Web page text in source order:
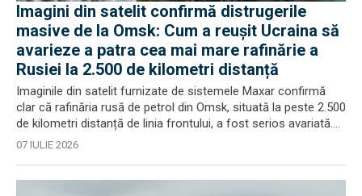
Imagini din satelit confirmă distrugerile
masive de la Omsk: Cum a reușit Ucraina să
avarieze a patra cea mai mare rafinărie a
Rusiei la 2.500 de kilometri distanță
Imaginile din satelit furnizate de sistemele Maxar confirmă
clar că rafinăria rusă de petrol din Omsk, situată la peste 2.500
de kilometri distanță de linia frontului, a fost serios avariată....
07 IULIE 2026